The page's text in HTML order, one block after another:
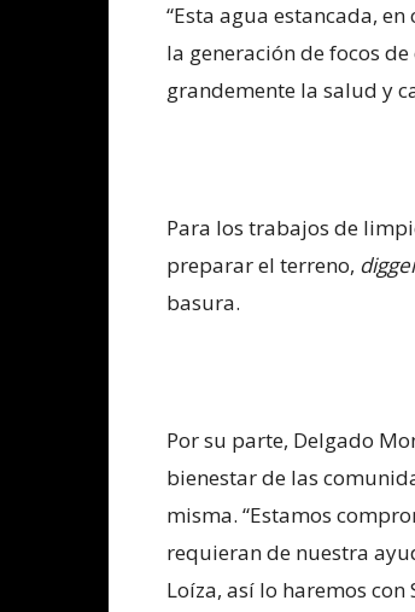
“Esta agua estancada,
la generación de focos
grandemente la salud y
Para los trabajos de
preparar el terreno,
basura.
Por su parte, Delgado
bienestar de las
misma. “Estamos
requieran de nuestra
Loíza, así lo haremos con